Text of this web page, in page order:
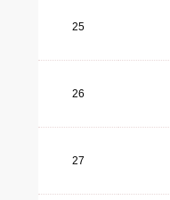
25
26
27